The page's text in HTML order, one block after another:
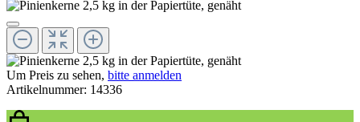
Um Preis zu sehen, bitte anmelden
Artikelnummer: 14336